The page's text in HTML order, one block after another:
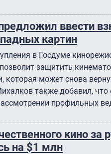
ввести
картин
в Госдуме
защитить
которая может снова
также добавил, что
профильных
кино за
на $1 млн